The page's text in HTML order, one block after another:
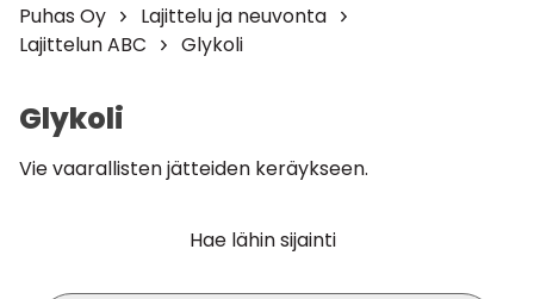
Puhas Oy
Lajittelu ja neuvonta
Lajittelun ABC
Glykoli
Glykoli
Vie vaarallisten jätteiden keräykseen.
Hae lähin sijainti